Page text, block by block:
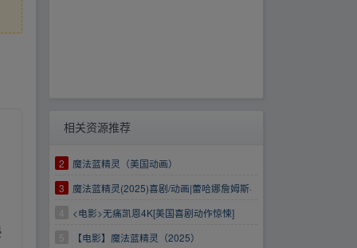
相关资源推荐
2
魔法蓝精灵（美国动画）
3
魔法蓝精灵(2025)喜剧/动画|蕾哈娜詹姆斯·
柯登|蓝精灵冒险次元穿越|豆瓣5.9分
4
​<电影>无痛凯恩4K[美国喜剧动作惊悚]
5
【电影】魔法蓝精灵（2025）